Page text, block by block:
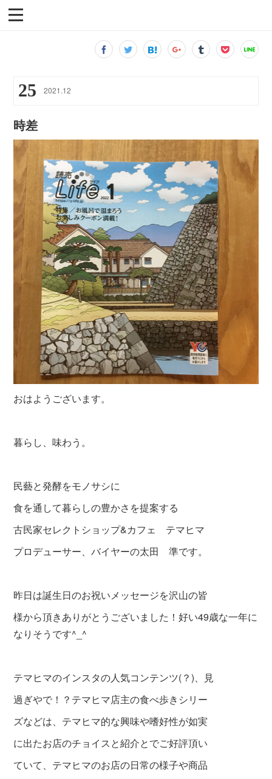
25 2021 .12
時差
おはようございます。
暮らし、味わう。
民藝と発酵をモノサシに
食を通して暮らしの豊かさを提案する
古民家セレクトショップ&カフェ テマヒマ
プロデューサー、バイヤーの太田 準です。
昨日は誕生日のお祝いメッセージを沢山の皆
様から頂きありがとうございました！好い49歳な一年に
なりそうです^_^
テマヒマのインスタの人気コンテンツ(？)、見
過ぎやで！？テマヒマ店主の食べ歩きシリー
ズなどは、 テマヒマ的な興味や嗜好性が如実
に出たお店のチョイスと紹介とでご好評頂い
ていて、テマヒマのお店の日常の様子や商品